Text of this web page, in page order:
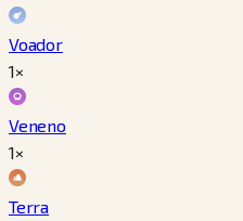
Voador
1×
Veneno
1×
Terra